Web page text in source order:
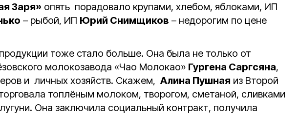
Заря» опять порадовало крупами, хлебом, яблоками, ИП
– рыбой, ИП Юрий Снимщиков – недорогим по цене
тоже стало больше. Она была не только от
молокозавода «Чао Молокао» Гургена Саргсяна,
и личных хозяйств. Скажем, Алина Пушная из Второй
топлёным молоком, творогом, сметаной, сливками
Она заключила социальный контракт, получила